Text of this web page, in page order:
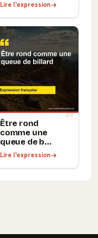
Lire l'expression
Être rond
comme une
queue de b...
Lire l'expression